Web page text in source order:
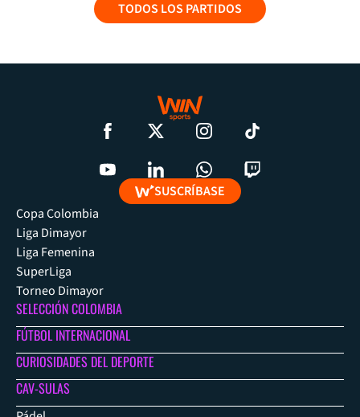
TODOS LOS PARTIDOS
SUSCRÍBASE
Copa Colombia
Liga Dimayor
Liga Femenina
SuperLiga
Torneo Dimayor
SELECCIÓN COLOMBIA
FÚTBOL INTERNACIONAL
CURIOSIDADES DEL DEPORTE
CAV-SULAS